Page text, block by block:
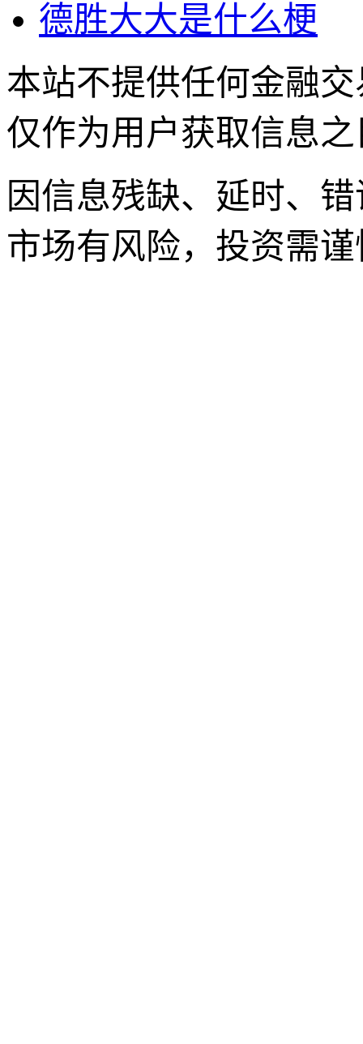
德胜大大是什么梗
本站不提供任何金融
仅作为用户获取信息
因信息残缺、延时、
市场有风险，投资需